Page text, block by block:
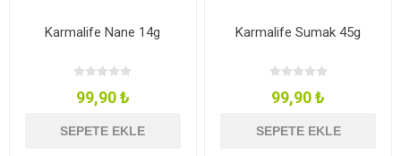
Karmalife Nane 14g
99,90 ₺
SEPETE EKLE
Karmalife Sumak 45g
99,90 ₺
SEPETE EKLE